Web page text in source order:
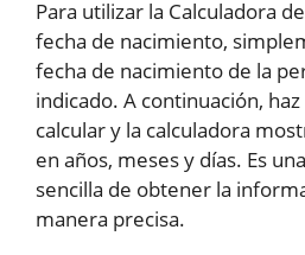
Para utilizar la Calculadora
fecha de nacimiento,
fecha de nacimiento de la
indicado. A continuación,
calcular y la calculadora
en años, meses y días. Es
sencilla de obtener la
manera precisa.